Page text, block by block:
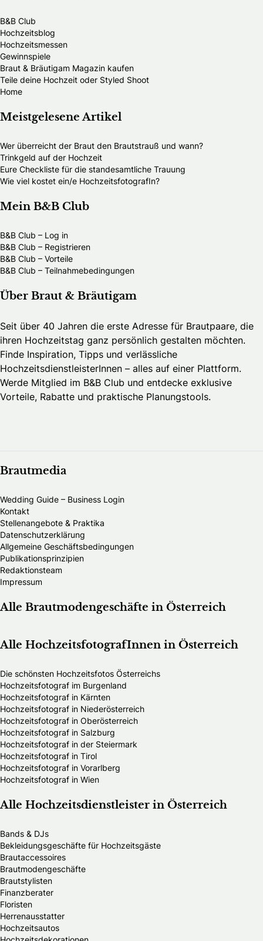
B&B Club
Hochzeitsblog
Hochzeitsmessen
Gewinnspiele
Braut & Bräutigam Magazin kaufen
Teile deine Hochzeit oder Styled Shoot
Home
Meistgelesene Artikel
Wer überreicht der Braut den Brautstrauß und wann?
Trinkgeld auf der Hochzeit
Eure Checkliste für die standesamtliche Trauung
Wie viel kostet ein/e HochzeitsfotografIn?
Mein B&B Club
B&B Club – Log in
B&B Club – Registrieren
B&B Club – Vorteile
B&B Club – Teilnahmebedingungen
Über Braut & Bräutigam
Seit über 40 Jahren die erste Adresse für Brautpaare, die
ihren Hochzeitstag ganz persönlich gestalten möchten.
Finde Inspiration, Tipps und verlässliche
HochzeitsdienstleisterInnen – alles auf einer Plattform.
Werde Mitglied im B&B Club und entdecke exklusive
Vorteile, Rabatte und praktische Planungstools.
Brautmedia
Wedding Guide – Business Login
Kontakt
Stellenangebote & Praktika
Datenschutzerklärung
Allgemeine Geschäftsbedingungen
Publikationsprinzipien
Redaktionsteam
Impressum
Alle Brautmodengeschäfte in Österreich
Alle HochzeitsfotografInnen in Österreich
Die schönsten Hochzeitsfotos Österreichs
Hochzeitsfotograf im Burgenland
Hochzeitsfotograf in Kärnten
Hochzeitsfotograf in Niederösterreich
Hochzeitsfotograf in Oberösterreich
Hochzeitsfotograf in Salzburg
Hochzeitsfotograf in der Steiermark
Hochzeitsfotograf in Tirol
Hochzeitsfotograf in Vorarlberg
Hochzeitsfotograf in Wien
Alle Hochzeitsdienstleister in Österreich
Bands & DJs
Bekleidungsgeschäfte für Hochzeitsgäste
Brautaccessoires
Brautmodengeschäfte
Brautstylisten
Finanzberater
Floristen
Herrenausstatter
Hochzeitsautos